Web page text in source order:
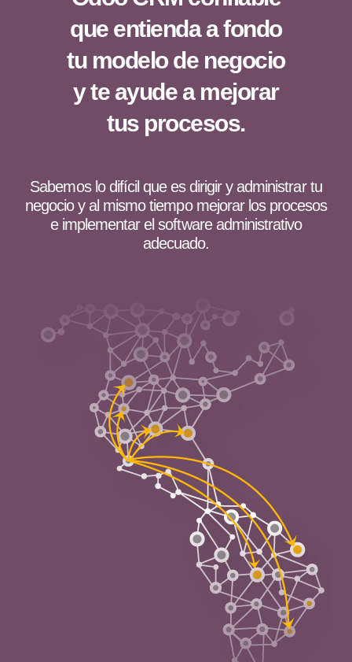
que entienda a fondo
tu modelo de negocio
y te ayude a mejorar
tus procesos.
Sabemos lo difícil que es dirigir y administrar tu
negocio y al mismo tiempo mejorar los procesos
e implementar el software administrativo
adecuado.